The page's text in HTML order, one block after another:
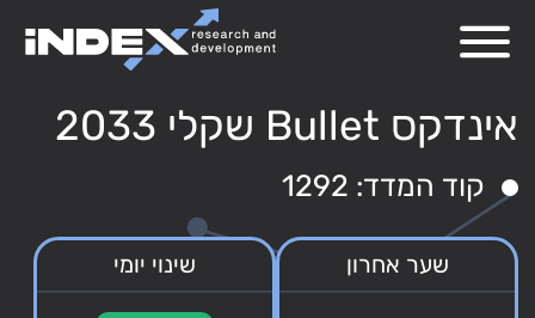
אינדקס Bullet שקלי 2033
קוד המדד: 1292
שער אחרון שינוי יומי